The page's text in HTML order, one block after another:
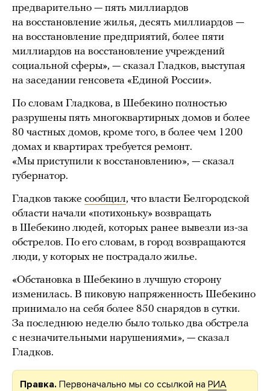
предварительно — пять миллиардов
на восстановление жилья, десять миллиардов —
на восстановление предприятий, более пяти
миллиардов на восстановление учреждений
социальной сферы», — сказал Гладков, выступая
на заседании генсовета «Единой России».
По словам Гладкова, в Шебекино полностью
разрушены пять многоквартирных домов и более
80 частных домов, кроме того, в более чем 1200
домах и квартирах требуется ремонт.
«Мы приступили к восстановлению», — сказал
губернатор.
Гладков также сообщил, что власти Белгородской
области начали «потихоньку» возвращать
в Шебекино людей, которых ранее вывезли из-за
обстрелов. По его словам, в город возвращаются
люди, у которых не пострадало жилье.
«Обстановка в Шебекино в лучшую сторону
изменилась. В пиковую напряженность Шебекино
принимало на себя более 850 снарядов в сутки.
За последнюю неделю было только два обстрела
с незначительными нарушениями», — сказал
Гладков.
Правка. Первоначально мы со ссылкой на РИА